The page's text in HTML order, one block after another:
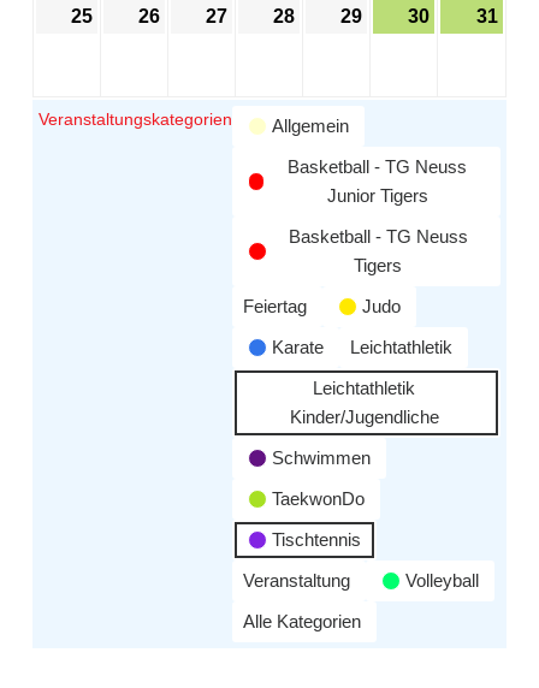
25 26 27 28 29 30 31
Veranstaltungskategorien
Allgemein
Basketball - TG Neuss
Junior Tigers
Basketball - TG Neuss
Tigers
Feiertag
Judo
Karate
Leichtathletik
Leichtathletik
Kinder/Jugendliche
Schwimmen
TaekwonDo
Tischtennis
Veranstaltung
Volleyball
Alle Kategorien